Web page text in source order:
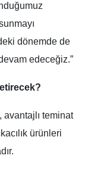
dönemde de
edeceğiz.”
avantajlı teminat
ürünleri